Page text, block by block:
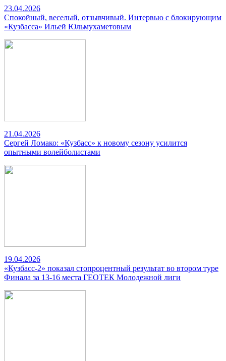
23.04.2026
Спокойный, веселый, отзывчивый. Интервью с блокирующим
«Кузбасса» Ильей Юльмухаметовым
21.04.2026
Сергей Ломако: «Кузбасс» к новому сезону усилится
опытными волейболистами
19.04.2026
«Кузбасс-2» показал стопроцентный результат во втором туре
Финала за 13-16 места ГЕОТЕК Молодежной лиги